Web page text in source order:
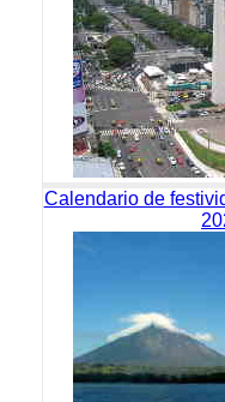
Calendario de